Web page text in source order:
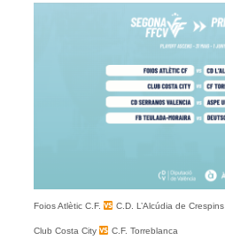
Foios Atlètic C.F. C.D. L’Alcúdia de Crespins
Club Costa City C.F. Torreblanca